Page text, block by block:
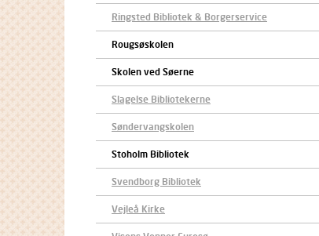
Ringsted Bibliotek & Borgerservice
Rougsøskolen
Skolen ved Søerne
Slagelse Bibliotekerne
Søndervangskolen
Stoholm Bibliotek
Svendborg Bibliotek
Vejleå Kirke